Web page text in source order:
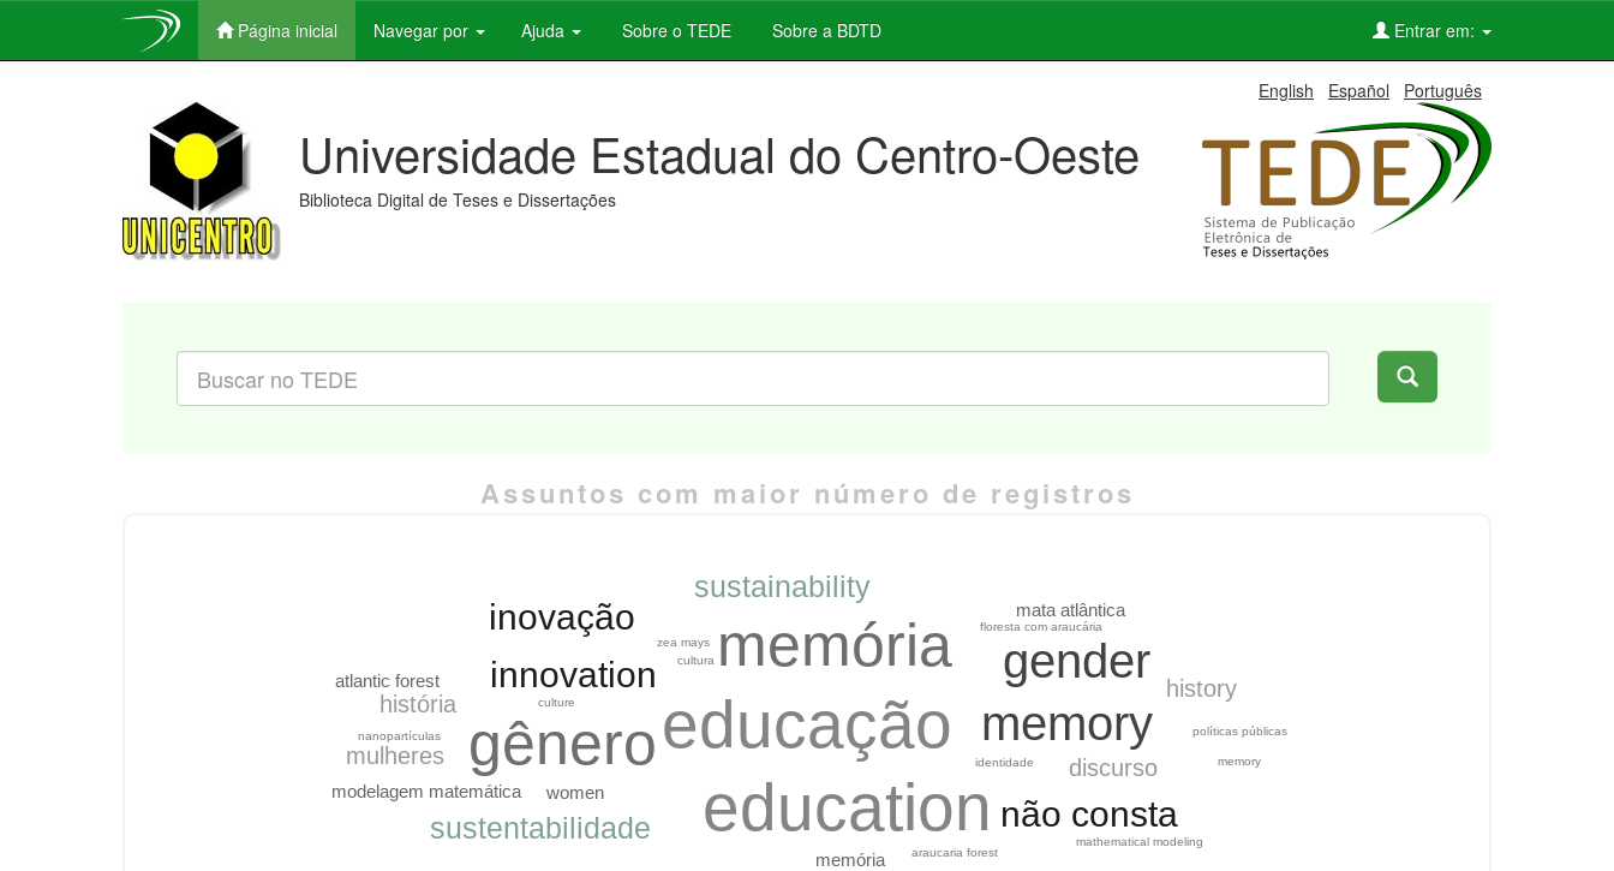
Página inicial Navegar por Ajuda Sobre o TEDE Sobre a BDTD Entrar em:
English Español Português
Universidade Estadual do Centro-Oeste
Biblioteca Digital de Teses e Dissertações
Assuntos com maior número de registros
educação
education
memória
gênero
memory
gender
innovation
inovação
não consta
sustentabilidade
sustainability
discurso
história
history
mulheres
women
modelagem matemática
atlantic forest
mata atlântica
memória
políticas públicas
zea mays
floresta com araucária
memory
nanopartículas
mathematical modeling
cultura
identidade
culture
araucaria forest